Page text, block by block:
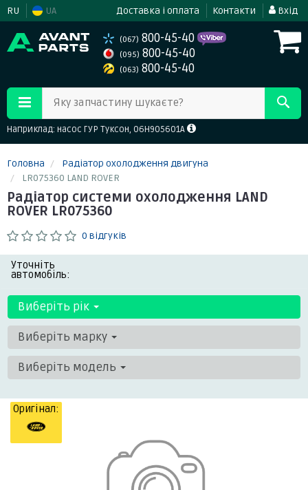
RU UA Доставка і оплата Контакти Вхід
(067) 800-45-40
(095) 800-45-40
(063) 800-45-40
Яку запчастину шукаєте?
Наприклад: насос ГУР Туксон, 06H905601A
Головна
Радіатор охолодження двигуна
LR075360 LAND ROVER
Радіатор системи охолодження LAND
ROVER LR075360
0 відгуків
Уточніть
автомобіль:
Виберіть рік
Виберіть марку
Виберіть модель
Оригінал: